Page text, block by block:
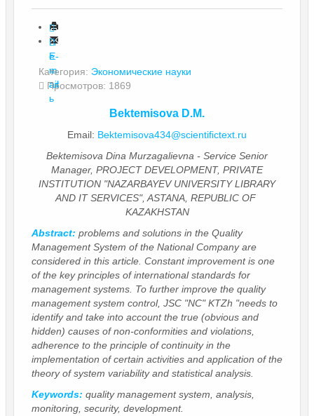
П
е
ч
ат
ь
E-
m
ail
Категория: Экономические науки
Просмотров: 1869
Bektemisova D.M.
Email: Bektemisova434@scientifictext.ru
Bektemisova Dina Murzagalievna - Service Senior
Manager, PROJECT DEVELOPMENT, PRIVATE
INSTITUTION "NAZARBAYEV UNIVERSITY LIBRARY
AND IT SERVICES", ASTANA, REPUBLIC OF
KAZAKHSTAN
Abstract: problems and solutions in the Quality
Management System of the National Company are
considered in this article. Constant improvement is one
of the key principles of international standards for
management systems. To further improve the quality
management system control, JSC "NC" KTZh "needs to
identify and take into account the true (obvious and
hidden) causes of non-conformities and violations,
adherence to the principle of continuity in the
implementation of certain activities and application of the
theory of system variability and statistical analysis.
Keywords: quality management system, analysis,
monitoring, security, development.